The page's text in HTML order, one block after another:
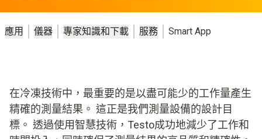
應用 儀器 專家知識和下載 服務 Smart App
在冷凍技術中，最重要的是以盡可能少的工作量產生
精確的測量結果。 這正是我們測量設備的設計目
標。 透過使用智慧技術，Testo成功地減少了工作和